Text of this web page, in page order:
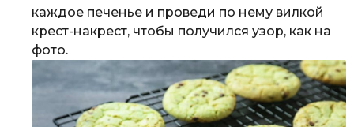
каждое печенье и проведи по нему вилкой
крест-накрест, чтобы получился узор, как на
фото.